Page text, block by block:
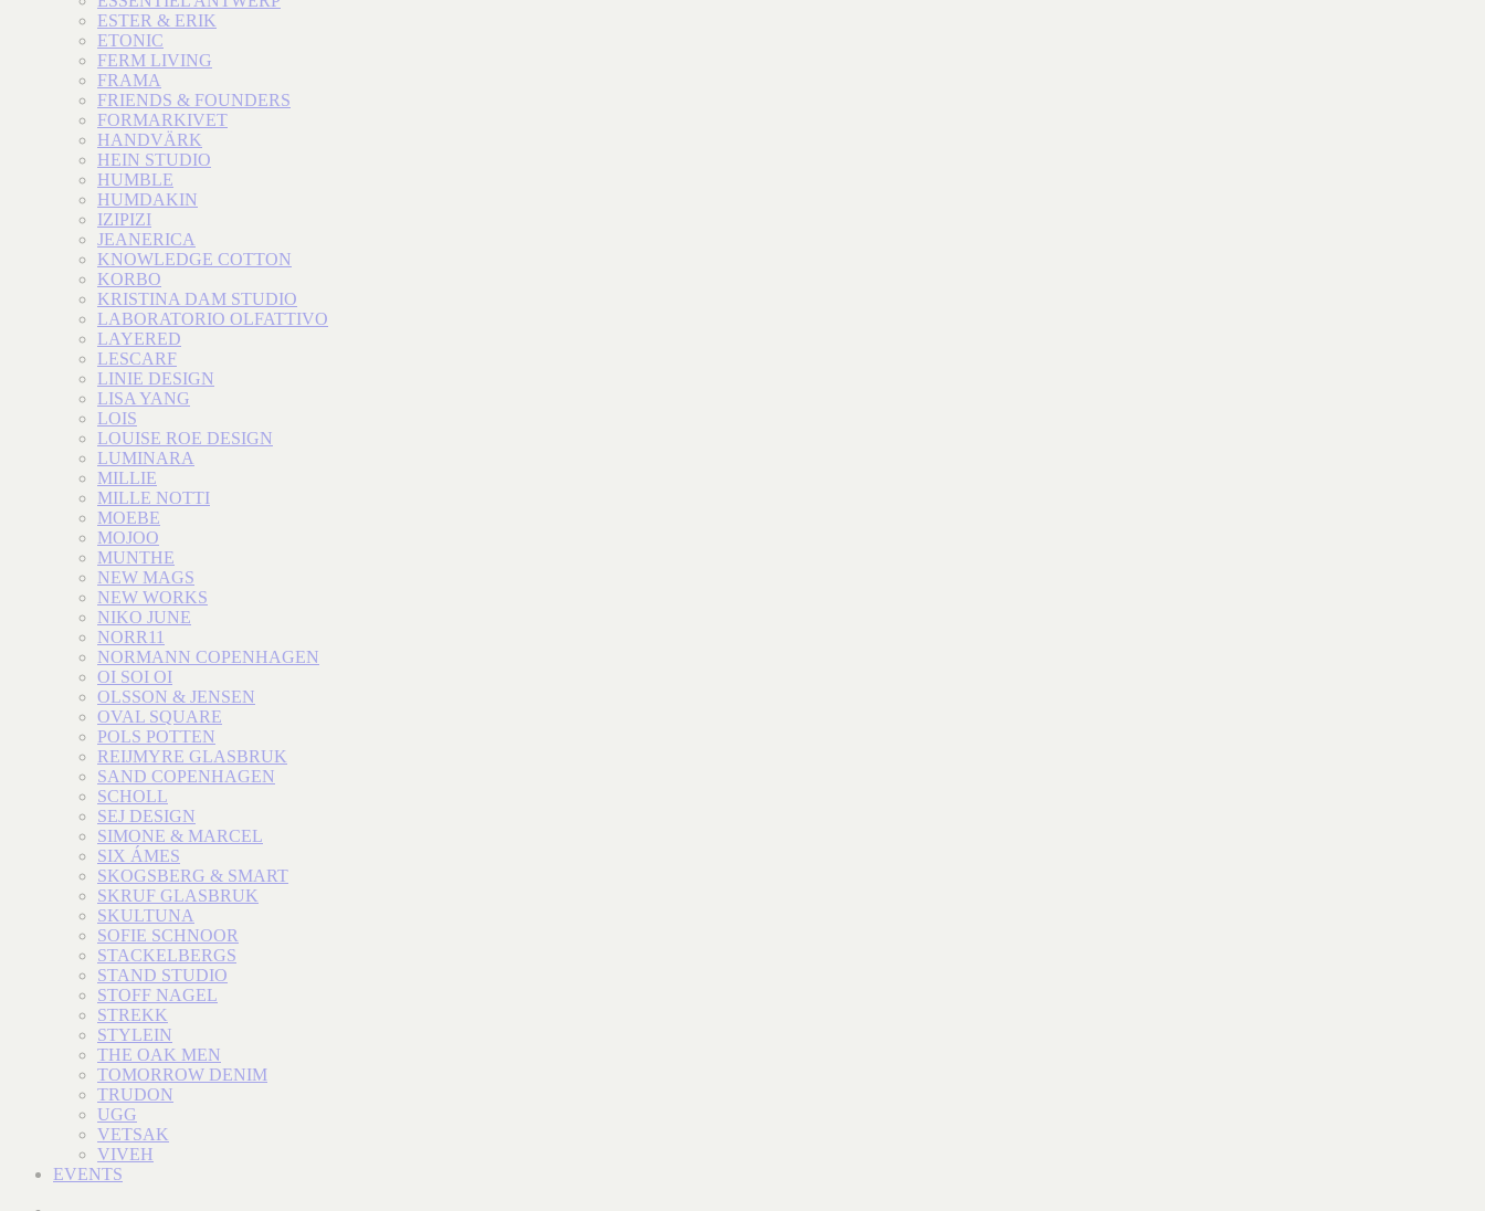
ESTER & ERIK
ETONIC
FERM LIVING
FRAMA
FRIENDS & FOUNDERS
FORMARKIVET
HANDVÄRK
HEIN STUDIO
HUMBLE
HUMDAKIN
IZIPIZI
JEANERICA
KNOWLEDGE COTTON
KORBO
KRISTINA DAM STUDIO
LABORATORIO OLFATTIVO
LAYERED
LESCARF
LINIE DESIGN
LISA YANG
LOIS
LOUISE ROE DESIGN
LUMINARA
MILLIE
MILLE NOTTI
MOEBE
MOJOO
MUNTHE
NEW MAGS
NEW WORKS
NIKO JUNE
NORR11
NORMANN COPENHAGEN
OI SOI OI
OLSSON & JENSEN
OVAL SQUARE
POLS POTTEN
REIJMYRE GLASBRUK
SAND COPENHAGEN
SCHOLL
SEJ DESIGN
SIMONE & MARCEL
SIX ÁMES
SKOGSBERG & SMART
SKRUF GLASBRUK
SKULTUNA
SOFIE SCHNOOR
STACKELBERGS
STAND STUDIO
STOFF NAGEL
STREKK
STYLEIN
THE OAK MEN
TOMORROW DENIM
TRUDON
UGG
VETSAK
VIVEH
EVENTS